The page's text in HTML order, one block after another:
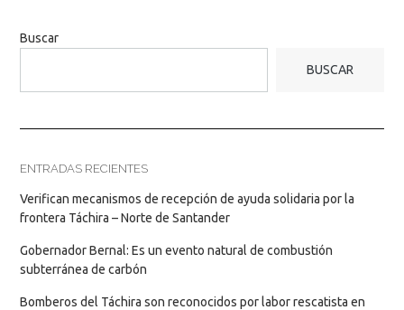
Buscar
BUSCAR
ENTRADAS RECIENTES
Verifican mecanismos de recepción de ayuda solidaria por la
frontera Táchira – Norte de Santander
Gobernador Bernal: Es un evento natural de combustión
subterránea de carbón
Bomberos del Táchira son reconocidos por labor rescatista en